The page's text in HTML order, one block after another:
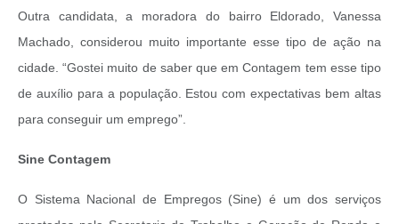
Outra candidata, a moradora do bairro Eldorado, Vanessa
Machado, considerou muito importante esse tipo de ação na
cidade. “Gostei muito de saber que em Contagem tem esse tipo
de auxílio para a população. Estou com expectativas bem altas
para conseguir um emprego”.
Sine Contagem
O Sistema Nacional de Empregos (Sine) é um dos serviços